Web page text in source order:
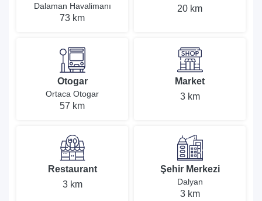
Dalaman Havalimanı
73 km
20 km
Otogar
Ortaca Otogar
57 km
Market
3 km
Restaurant
3 km
Şehir Merkezi
Dalyan
3 km